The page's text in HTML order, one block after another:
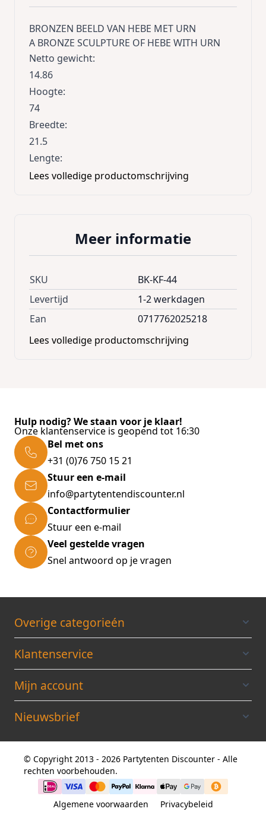
BRONZEN BEELD VAN HEBE MET URN
A BRONZE SCULPTURE OF HEBE WITH URN
Netto gewicht:
14.86
Hoogte:
74
Breedte:
21.5
Lengte:
21.5
Lees volledige productomschrijving
Meer informatie
SKU
BK-KF-44
Levertijd
1-2 werkdagen
Ean
0717762025218
Lees volledige productomschrijving
Hulp nodig? We staan voor je klaar!
Onze klantenservice is geopend tot 16:30
Bel met ons
+31 (0)76 750 15 21
Stuur een e-mail
info@partytentendiscounter.nl
Contactformulier
Stuur een e-mail
Veel gestelde vragen
Snel antwoord op je vragen
Overige categorieén
Klantenservice
Mijn account
Nieuwsbrief
© Copyright 2013 - 2026 Partytenten Discounter - Alle
rechten voorbehouden.
Algemene voorwaarden Privacybeleid